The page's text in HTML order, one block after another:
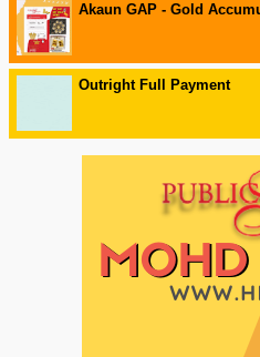
Akaun GAP - Gold
Outright Full Payment